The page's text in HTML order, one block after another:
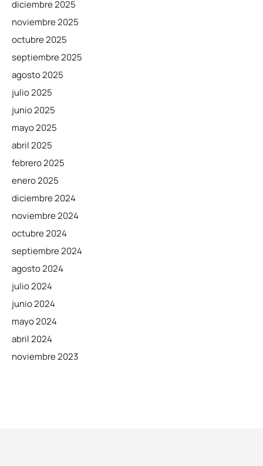
diciembre 2025
noviembre 2025
octubre 2025
septiembre 2025
agosto 2025
julio 2025
junio 2025
mayo 2025
abril 2025
febrero 2025
enero 2025
diciembre 2024
noviembre 2024
octubre 2024
septiembre 2024
agosto 2024
julio 2024
junio 2024
mayo 2024
abril 2024
noviembre 2023